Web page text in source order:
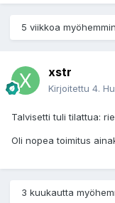
5 viikkoa
xstr
Kirjoitettu 4.
Talvisetti tuli tilattua:
Oli nopea toimitus
3 kuukautta